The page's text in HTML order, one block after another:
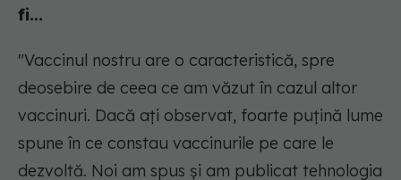
fi...
"Vaccinul nostru are o caracteristică, spre
deosebire de ceea ce am văzut în cazul altor
vaccinuri. Dacă aţi observat, foarte puţină lume
spune în ce constau vaccinurile pe care le
dezvoltă. Noi am spus şi am publicat tehnologia